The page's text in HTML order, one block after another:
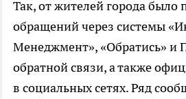
Так, от жителей города было
обращений через системы
Менеджмент», «Обратись» и
обратной связи, а также
в социальных сетях. Ряд